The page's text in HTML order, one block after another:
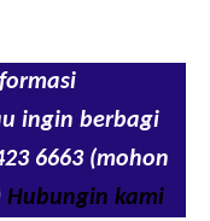
ingin berbagi
6663 (mohon
Hubungin kami